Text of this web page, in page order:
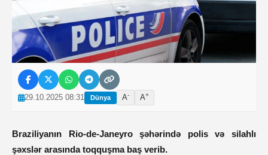
29.10.2025 08:31 Dünya A- A+
Braziliyanın Rio-de-Janeyro şəhərində polis və silahlı
şəxslər arasında toqquşma baş verib.